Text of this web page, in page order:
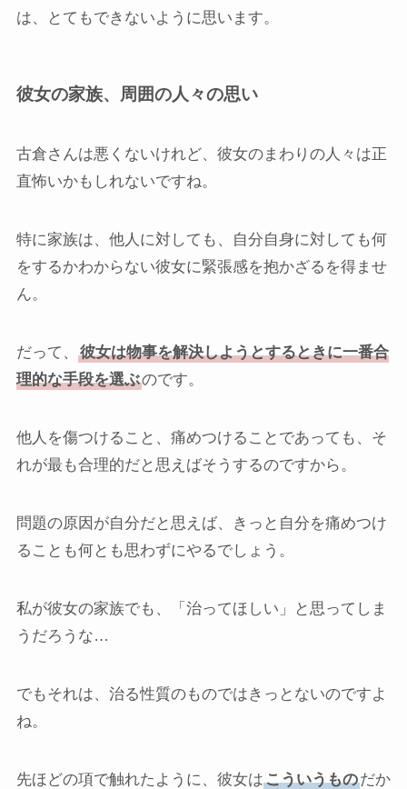
は、とてもできないように思います。
彼女の家族、周囲の人々の思い
古倉さんは悪くないけれど、彼女のまわりの人々は正
直怖いかもしれないですね。
特に家族は、他人に対しても、自分自身に対しても何
をするかわからない彼女に緊張感を抱かざるを得ませ
ん。
だって、
彼女は物事を解決しようとするときに一番合
理的な手段を選ぶのです。
他人を傷つけること、痛めつけることであっても、そ
れが最も合理的だと思えばそうするのですから。
問題の原因が自分だと思えば、きっと自分を痛めつけ
ることも何とも思わずにやるでしょう。
私が彼女の家族でも、「治ってほしい」と思ってしま
うだろうな…
でもそれは、治る性質のものではきっとないのですよ
ね。
先ほどの項で触れたように、彼女はこういうものだか